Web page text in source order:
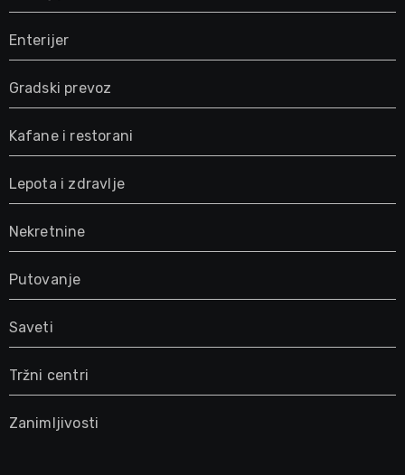
Enterijer
Gradski prevoz
Kafane i restorani
Lepota i zdravlje
Nekretnine
Putovanje
Saveti
Tržni centri
Zanimljivosti